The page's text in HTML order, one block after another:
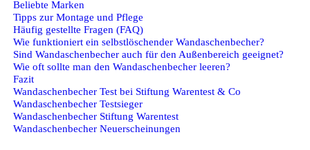
Beliebte Marken
Tipps zur Montage und Pflege
Häufig gestellte Fragen (FAQ)
Wie funktioniert ein selbstlöschender Wandaschenbecher?
Sind Wandaschenbecher auch für den Außenbereich geeignet?
Wie oft sollte man den Wandaschenbecher leeren?
Fazit
Wandaschenbecher Test bei Stiftung Warentest & Co
Wandaschenbecher Testsieger
Wandaschenbecher Stiftung Warentest
Wandaschenbecher Neuerscheinungen